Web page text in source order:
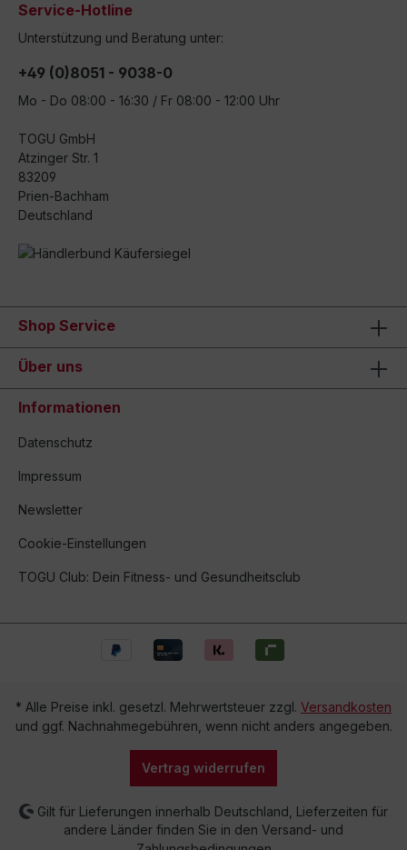
Service-Hotline
Unterstützung und Beratung unter:
+49 (0)8051 - 9038-0
Mo - Do 08:00 - 16:30 / Fr 08:00 - 12:00 Uhr
TOGU GmbH
Atzinger Str. 1
83209
Prien-Bachham
Deutschland
Shop Service
Über uns
Informationen
Datenschutz
Impressum
Newsletter
Cookie-Einstellungen
TOGU Club: Dein Fitness- und Gesundheitsclub
* Alle Preise inkl. gesetzl. Mehrwertsteuer zzgl. Versandkosten
und ggf. Nachnahmegebühren, wenn nicht anders angegeben.
Vertrag widerrufen
Gilt für Lieferungen innerhalb Deutschland, Lieferzeiten für
andere Länder finden Sie in den Versand- und